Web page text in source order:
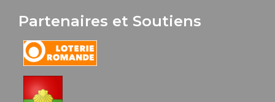
Partenaires et Soutiens